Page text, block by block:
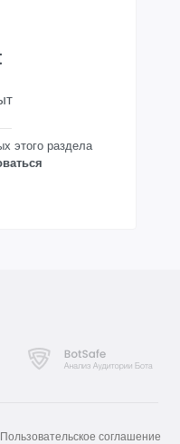
этого раздела
Пользовательское соглашение